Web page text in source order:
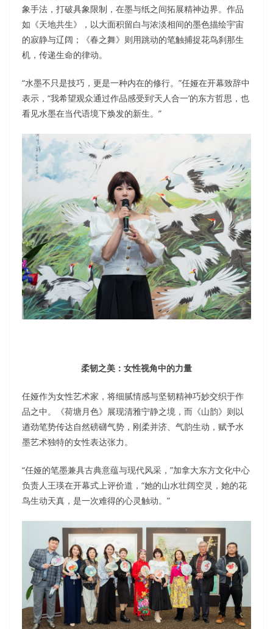
象手法，打破具象限制，在墨与纸之间拓展精神边界。作品
如《天地共生》，以大面积留白与浓淡相间的墨色描绘宇宙
的寂静与辽阔；《春之舞》则用跳动的笔触捕捉花鸟刹那生
机，传递生命的律动。
“水墨不只是技巧，更是一种内在的修行。”任娅在开幕致辞中
表示，“我希望观众通过作品感受到‘天人合一’的东方哲思，也
看见水墨在当代语境下焕发的新生。”
柔韧之美：女性视角中的力量
任娅作为女性艺术家，将细腻情感与坚韧精神巧妙交织于作
品之中。《荷塘月色》展现清雅宁静之境，而《山韵》则以
遒劲笔势传达自然磅礴气势，刚柔并济、气韵生动，赋予水
墨艺术独特的女性表达张力。
“任娅的笔墨兼具古典意蕴与现代风采，”加拿大东方文化中心
负责人王瑛在开幕式上评价道，“她的山水壮阔空灵，她的花
鸟生动天真，是一次难得的心灵触动。”